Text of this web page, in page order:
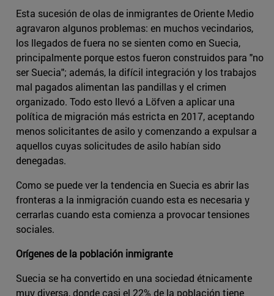
Esta sucesión de olas de inmigrantes de Oriente Medio
agravaron algunos problemas: en muchos vecindarios,
los llegados de fuera no se sienten como en Suecia,
principalmente porque estos fueron construidos para "no
ser Suecia"; además, la difícil integración y los trabajos
mal pagados alimentan las pandillas y el crimen
organizado. Todo esto llevó a Löfven a aplicar una
política de migración más estricta en 2017, aceptando
menos solicitantes de asilo y comenzando a expulsar a
aquellos cuyas solicitudes de asilo habían sido
denegadas.
Como se puede ver la tendencia en Suecia es abrir las
fronteras a la inmigración cuando esta es necesaria y
cerrarlas cuando esta comienza a provocar tensiones
sociales.
Orígenes de la población inmigrante
Suecia se ha convertido en una sociedad étnicamente
muy diversa, donde casi el 22% de la población tiene